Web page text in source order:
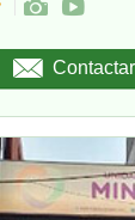
Contactar